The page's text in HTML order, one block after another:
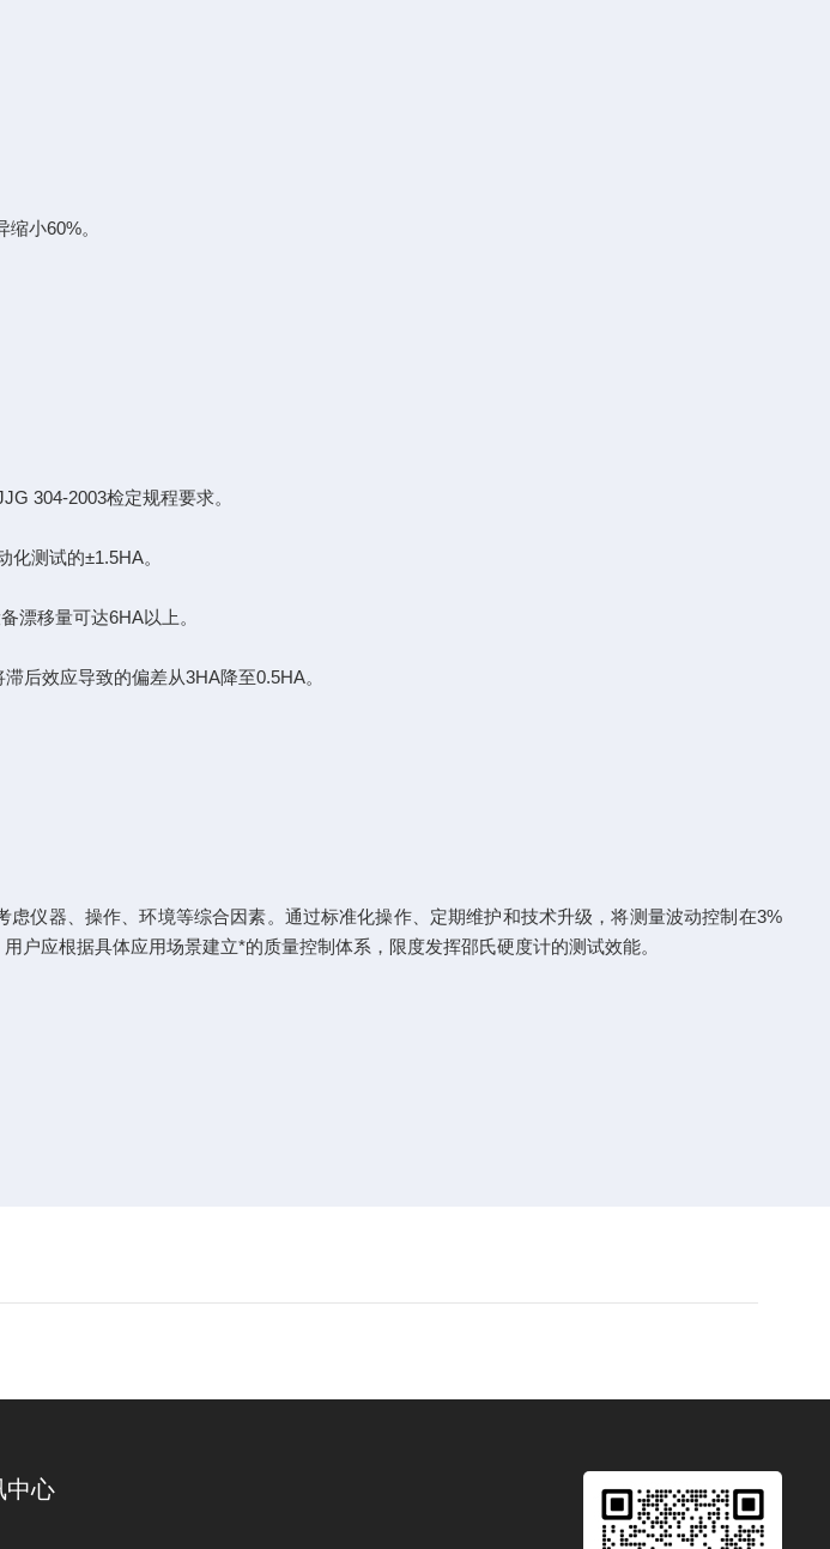
小60%。
304-2003检定规程要求。
测试的±1.5HA。
漂移量可达6HA以上。
后效应导致的偏差从3HA降至0.5HA。
仪器、操作、环境等综合因素。通过标准化操作、定期维护和技术升级，将测量波动控制在3%
户应根据具体应用场景建立*的质量控制体系，限度发挥邵氏硬度计的测试效能。
中心